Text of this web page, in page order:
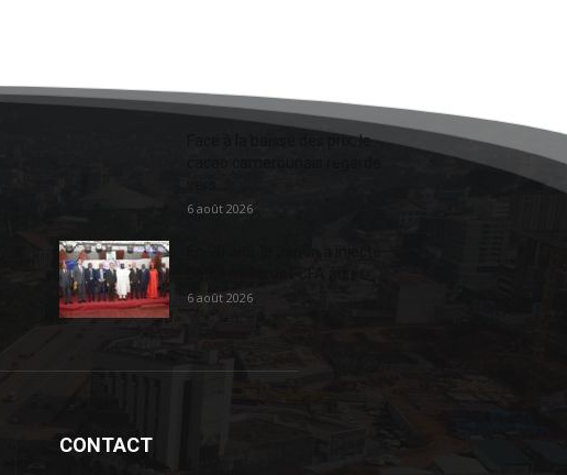
Face à la baisse des prix, le
6 août 2026
6 août 2026
CONTACT